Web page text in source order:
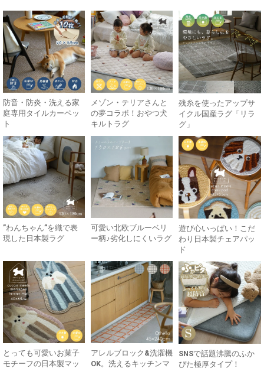
防音・防炎・洗える家
庭専用タイルカーペッ
ト
メゾン・テリアさんと
の夢コラボ！おやつ犬
キルトラグ
残糸を使ったアップサ
イクル国産ラグ「リラ
グ」
”わんちゃん”を織で表
現した日本製ラグ
可愛い北欧ブルーベリ
ー柄♪劣化しにくいラグ
遊び心いっぱい！こだ
わり日本製チェアパッ
ド
とっても可愛いお菓子
モチーフの日本製マッ
アレルブロック&洗濯機
OK。洗えるキッチンマ
SNSで話題沸騰のふか
ぴた極厚タイプ！